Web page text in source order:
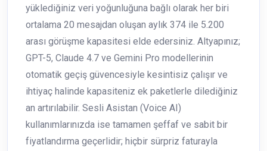
yüklediğiniz veri yoğunluğuna bağlı olarak her biri
ortalama 20 mesajdan oluşan aylık 374 ile 5.200
arası görüşme kapasitesi elde edersiniz. Altyapınız;
GPT-5, Claude 4.7 ve Gemini Pro modellerinin
otomatik geçiş güvencesiyle kesintisiz çalışır ve
ihtiyaç halinde kapasiteniz ek paketlerle dilediğiniz
an artırılabilir. Sesli Asistan (Voice AI)
kullanımlarınızda ise tamamen şeffaf ve sabit bir
fiyatlandırma geçerlidir; hiçbir sürpriz faturayla